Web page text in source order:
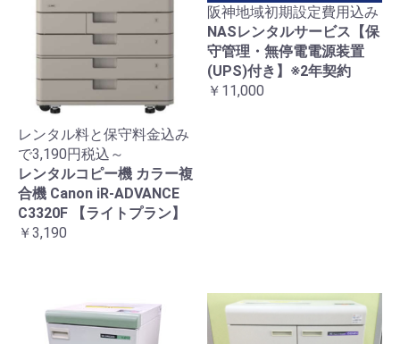
レンタル料と保守料金込み
で3,190円税込～
レンタルコピー機 カラー複
合機 Canon iR-ADVANCE
C3320F 【ライトプラン】
￥3,190
阪神地域初期設定費用込み
NASレンタルサービス【保
守管理・無停電電源装置
(UPS)付き】※2年契約
￥11,000